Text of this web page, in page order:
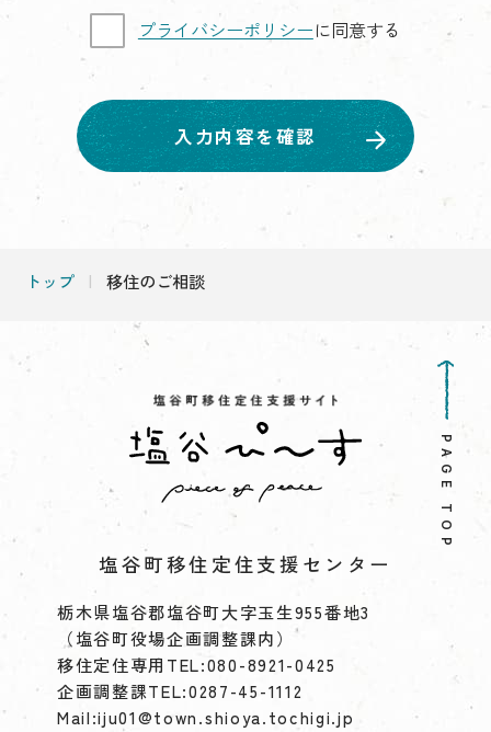
プライバシーポリシーに同意する
入力内容を確認
トップ 移住のご相談
塩谷町移住定住支援センター
栃木県塩谷郡塩谷町大字玉生955番地3
（塩谷町役場企画調整課内）
移住定住専用TEL:080-8921-0425
企画調整課TEL:0287-45-1112
Mail:iju01@town.shioya.tochigi.jp
PAGE TOP